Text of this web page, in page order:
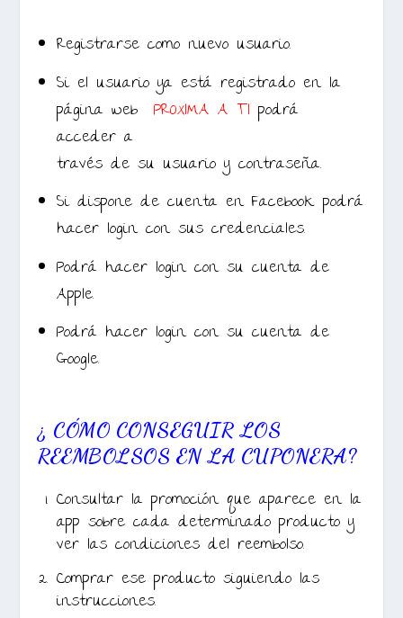
Registrarse como nuevo usuario.
Si el usuario ya está registrado en la
página web PROXIMA A TI podrá
acceder a
través de su usuario y contraseña.
Si dispone de cuenta en Facebook podrá
hacer login con sus credenciales.
Podrá hacer login con su cuenta de
Apple.
Podrá hacer login con su cuenta de
Google.
¿ CÓMO CONSEGUIR LOS
REEMBOLSOS EN LA CUPONERA?
Consultar la promoción que aparece en la
app sobre cada determinado producto y
ver las condiciones del reembolso.
Comprar ese producto siguiendo las
instrucciones.